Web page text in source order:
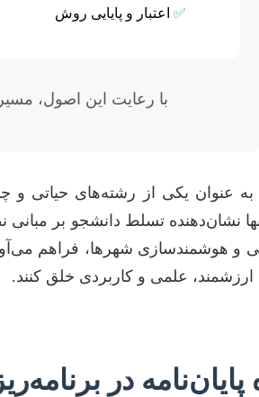
✅ اعتبار و پایایی روش
با رعایت این اصول،
عنوان یکی از رشته‌های حیاتی و
نشان‌دهنده تسلط دانشجو بر
و هوشمندسازی شهرها، فراهم
ارزشمند، علمی و کاربردی خلق کنند.
پایان‌نامه در